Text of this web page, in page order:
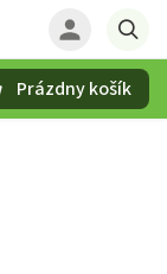
Prázdny košík